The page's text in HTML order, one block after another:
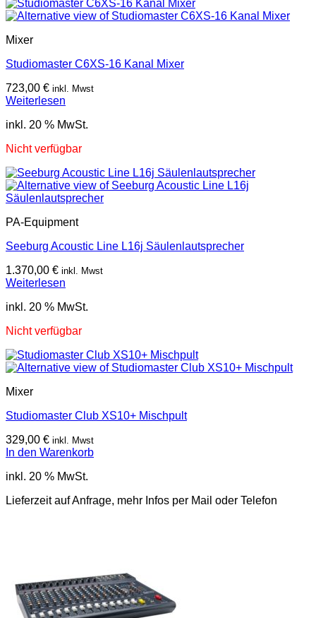
Mixer
Studiomaster C6XS-16 Kanal Mixer
723,00 € inkl. Mwst
Weiterlesen
inkl. 20 % MwSt.
Nicht verfügbar
PA-Equipment
Seeburg Acoustic Line L16j Säulenlautsprecher
1.370,00 € inkl. Mwst
Weiterlesen
inkl. 20 % MwSt.
Nicht verfügbar
Mixer
Studiomaster Club XS10+ Mischpult
329,00 € inkl. Mwst
In den Warenkorb
inkl. 20 % MwSt.
Lieferzeit auf Anfrage, mehr Infos per Mail oder Telefon